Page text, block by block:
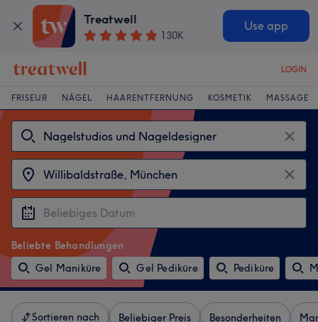
Treatwell
130K
Use app
LOGIN
FRISEUR NÄGEL HAARENTFERNUNG KOSMETIK MASSAGE
Beliebte Behandlungen
Gel Maniküre
Gel Pediküre Pediküre
Sortieren nach Beliebiger Preis Besonderheiten